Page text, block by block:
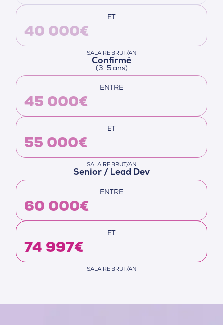
ET
40 000€
SALAIRE BRUT/AN
Confirmé
(3-5 ans)
ENTRE
45 000€
ET
55 000€
SALAIRE BRUT/AN
Senior / Lead Dev
ENTRE
60 000€
ET
74 997€
SALAIRE BRUT/AN